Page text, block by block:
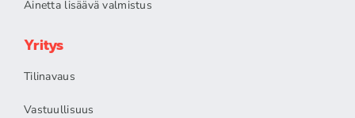
Ainetta lisäävä valmistus
Yritys
Tilinavaus
Vastuullisuus